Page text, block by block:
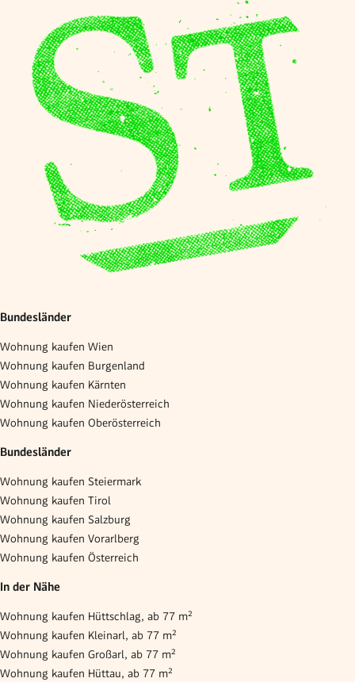
Bundesländer
Wohnung kaufen Wien
Wohnung kaufen Burgenland
Wohnung kaufen Kärnten
Wohnung kaufen Niederösterreich
Wohnung kaufen Oberösterreich
Bundesländer
Wohnung kaufen Steiermark
Wohnung kaufen Tirol
Wohnung kaufen Salzburg
Wohnung kaufen Vorarlberg
Wohnung kaufen Österreich
In der Nähe
Wohnung kaufen Hüttschlag, ab 77 m²
Wohnung kaufen Kleinarl, ab 77 m²
Wohnung kaufen Großarl, ab 77 m²
Wohnung kaufen Hüttau, ab 77 m²